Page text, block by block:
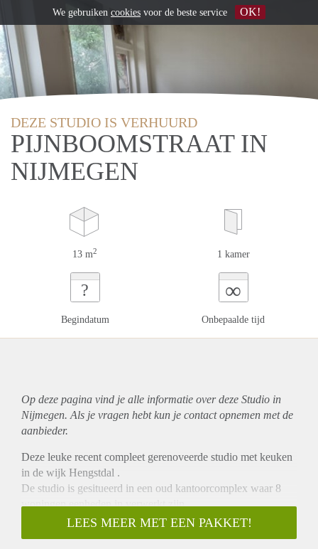
DEZE STUDIO IS VERHUURD
PIJNBOOMSTRAAT IN
NIJMEGEN
13 m2 1 kamer
?
Begindatum
∞
Onbepaalde tijd
Op deze pagina vind je alle informatie over deze Studio in
Nijmegen. Als je vragen hebt kun je contact opnemen met de
aanbieder.
Deze leuke recent compleet gerenoveerde studio met keuken
in de wijk Hengstdal .
De studio is gesitueerd in een oud kantoorcomplex waar 8
woningen eenheden in verwerkt zijn.
De huurprijs is excl. de extra lasten.
Omdat het pand voor het eerst in gebruik genomen gaat
LEES MEER MET EEN PAKKET!
We gebruiken cookies voor de beste service OK!